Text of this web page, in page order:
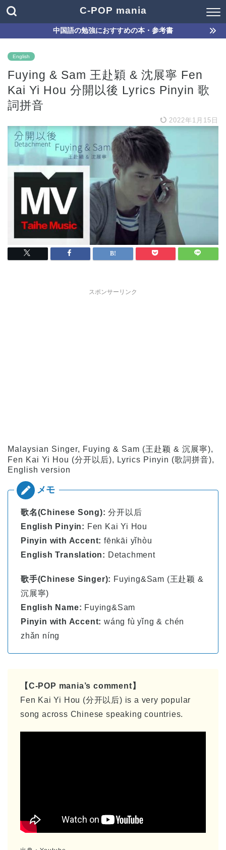
C-POP mania
中国語の勉強におすすめの本・参考書
English
Fuying & Sam 王赴穎 & 沈展寧 Fen
Kai Yi Hou 分開以後 Lyrics Pinyin 歌
詞拼音
2022年1月15日
スポンサーリンク
Malaysian Singer, Fuying & Sam (王赴颖 & 沉展寧),
Fen Kai Yi Hou (分开以后), Lyrics Pinyin (歌詞拼音),
English version
歌名(Chinese Song):分开以后
English Pinyin: Fen Kai Yi Hou
Pinyin with Accent: fēnkāi yǐhòu
English Translation: Detachment
歌手(Chinese Singer): Fuying&Sam (王赴颖 &
沉展寧)
English Name: Fuying&Sam
Pinyin with Accent: wáng fù yǐng & chén
zhǎn níng
【C-POP mania’s comment】
Fen Kai Yi Hou (分开以后) is a very popular
song across Chinese speaking countries.